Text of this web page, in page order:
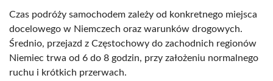
Czas podróży samochodem zależy od konkretnego miejsca
docelowego w Niemczech oraz warunków drogowych.
Średnio, przejazd z Częstochowy do zachodnich regionów
Niemiec trwa od 6 do 8 godzin, przy założeniu normalnego
ruchu i krótkich przerwach.